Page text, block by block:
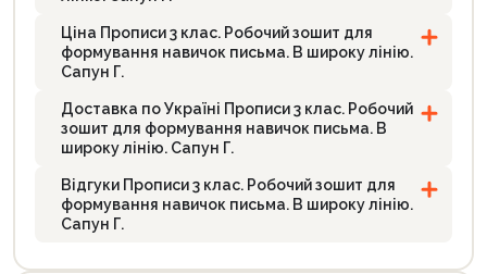
Ціна Прописи 3 клас. Робочий зошит для
формування навичок письма. В широку лінію.
Сапун Г.
Доставка по Україні Прописи 3 клас. Робочий
зошит для формування навичок письма. В
широку лінію. Сапун Г.
Відгуки Прописи 3 клас. Робочий зошит для
формування навичок письма. В широку лінію.
Сапун Г.